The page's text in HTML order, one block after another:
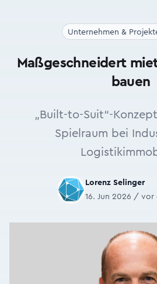
Unternehmen &
Maßgeschneidert
bauen
„Built-to-Suit“-
Spielraum bei
Lorenz Selinger
16. Jun 2026 / vor